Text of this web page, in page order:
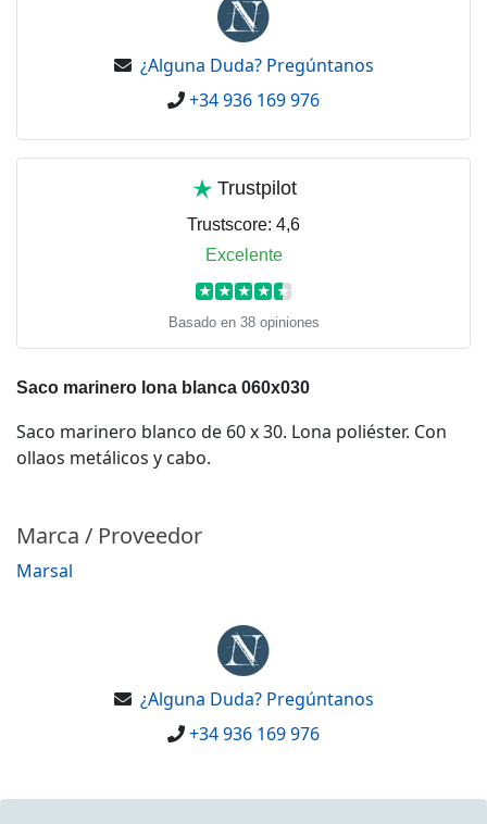
¿Alguna Duda? Pregúntanos
+34 936 169 976
Trustpilot
Trustscore: 4,6
Excelente
★ ★ ★ ★ ★
Basado en 38 opiniones
Saco marinero lona blanca 060x030
Saco marinero blanco de 60 x 30. Lona poliéster. Con
ollaos metálicos y cabo.
Marca / Proveedor
Marsal
¿Alguna Duda? Pregúntanos
+34 936 169 976